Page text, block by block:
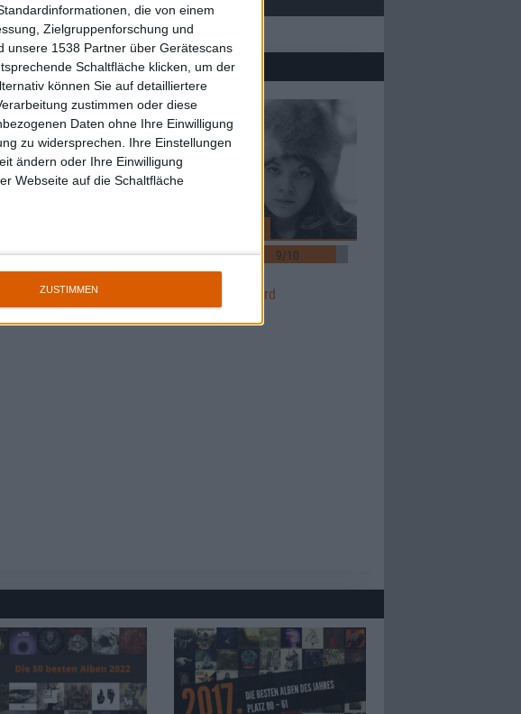
die von einem
Zielgruppenforschung und
unsere 1538 Partner über Gerätescans
Schaltfläche klicken, um der
können Sie auf detailliertere
zustimmen oder diese
Daten ohne Ihre Einwilligung
zu widersprechen. Ihre Einstellungen
ändern oder Ihre Einwilligung
Webseite auf die Schaltfläche
ZUSTIMMEN
9/10
FJØRT
Kontakt
9/10
D'accord